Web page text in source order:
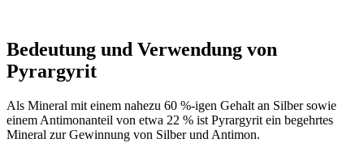
Bedeutung und Verwendung von
Pyrargyrit
Als Mineral mit einem nahezu 60 %-igen Gehalt an Silber sowie
einem Antimonanteil von etwa 22 % ist Pyrargyrit ein begehrtes
Mineral zur Gewinnung von Silber und Antimon.